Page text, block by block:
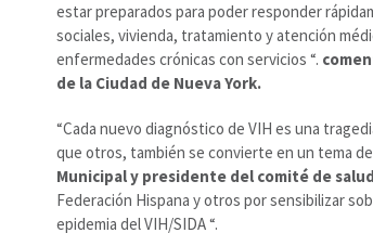
estar preparados para poder responder
sociales, vivienda, tratamiento y atención
enfermedades crónicas con servicios “.
de la Ciudad de Nueva York.
“Cada nuevo diagnóstico de VIH es una
que otros, también se convierte en un tema de
Municipal y presidente del comité de
Federación Hispana y otros por sensibilizar
epidemia del VIH/SIDA “.